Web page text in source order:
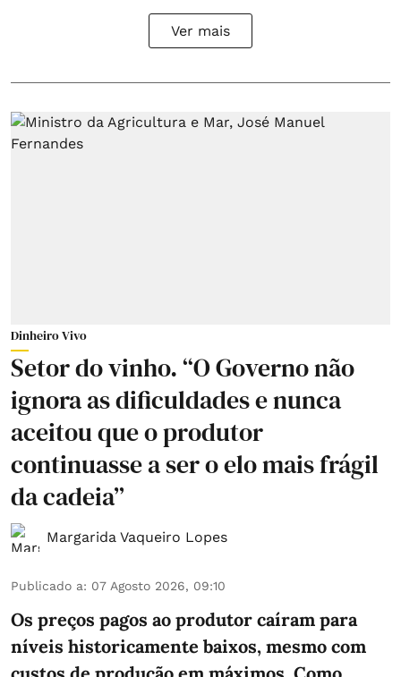
Ver mais
Dinheiro Vivo
Setor do vinho. “O Governo não
ignora as dificuldades e nunca
aceitou que o produtor
continuasse a ser o elo mais frágil
da cadeia”
Margarida Vaqueiro Lopes
Publicado a: 07 Agosto 2026, 09:10
Os preços pagos ao produtor caíram para
níveis historicamente baixos, mesmo com